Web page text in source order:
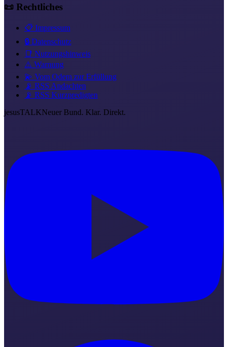
📜 Rechtliches
📋 Impressum
🔒 Datenschutz
📑 Nutzungshinweis
⚠️ Warnung
💫 Vom Odem zur Erfüllung
📡 RSS Andachten
📡 RSS Kurzpredigten
jesusTALKNeuer Bund. Klar. Direkt.